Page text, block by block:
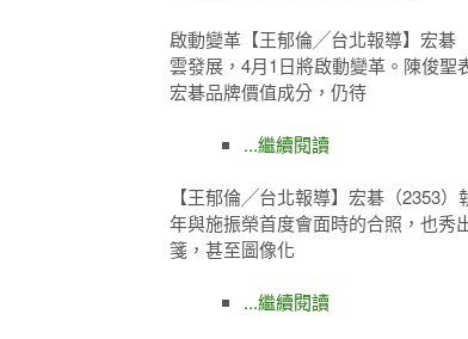
啟動變革【王郁倫╱台北報導】宏碁
雲發展，4月1日將啟動變革。陳俊
宏碁品牌價值成分，仍待
...繼續閱讀
【王郁倫╱台北報導】宏碁（2353
年與施振榮首度會面時的合照，也秀
箋，甚至圖像化
...繼續閱讀